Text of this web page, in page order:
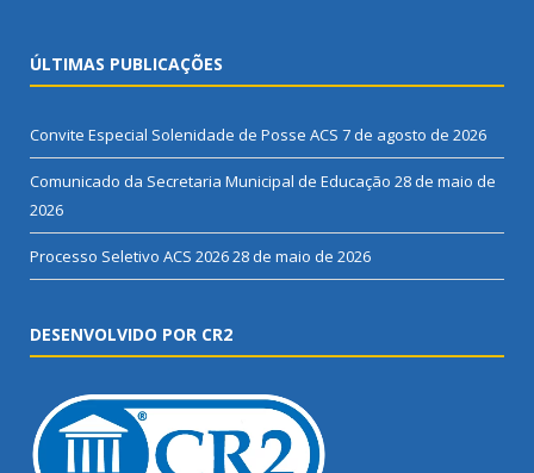
ÚLTIMAS PUBLICAÇÕES
Convite Especial Solenidade de Posse ACS 7 de agosto de 2026
Comunicado da Secretaria Municipal de Educação 28 de maio de
2026
Processo Seletivo ACS 202628 de maio de 2026
DESENVOLVIDO POR CR2